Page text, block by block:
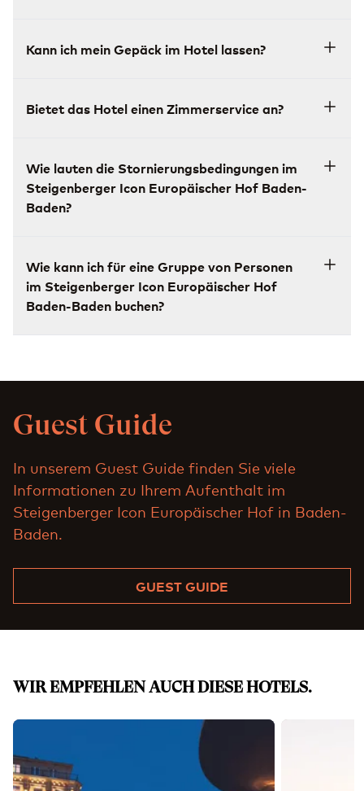
Kann ich mein Gepäck im Hotel lassen?
Bietet das Hotel einen Zimmerservice an?
Wie lauten die Stornierungsbedingungen im
Steigenberger Icon Europäischer Hof Baden-
Baden?
Wie kann ich für eine Gruppe von Personen
im Steigenberger Icon Europäischer Hof
Baden-Baden buchen?
Guest Guide
In unserem Guest Guide finden Sie viele
Informationen zu Ihrem Aufenthalt im
Steigenberger Icon Europäischer Hof in Baden-
Baden.
GUEST GUIDE
WIR EMPFEHLEN AUCH DIESE HOTELS.